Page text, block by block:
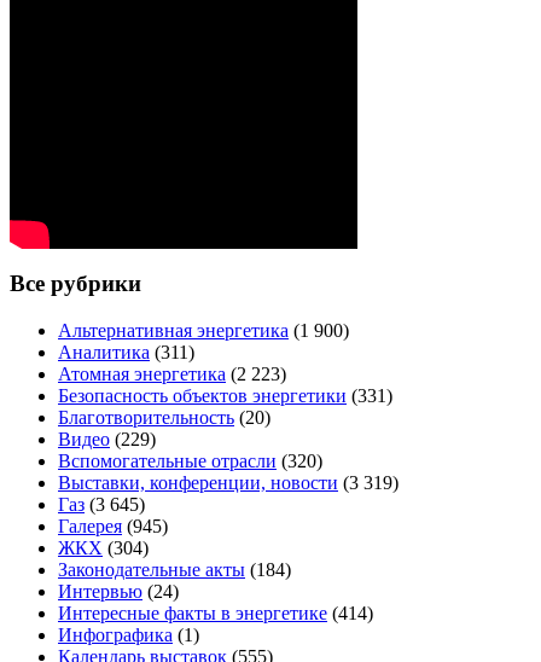
Все рубрики
Альтернативная энергетика (1 900)
Аналитика (311)
Атомная энергетика (2 223)
Безопасность объектов энергетики (331)
Благотворительность (20)
Видео (229)
Вспомогательные отрасли (320)
Выставки, конференции, новости (3 319)
Газ (3 645)
Галерея (945)
ЖКХ (304)
Законодательные акты (184)
Интервью (24)
Интересные факты в энергетике (414)
Инфографика (1)
Календарь выставок (555)